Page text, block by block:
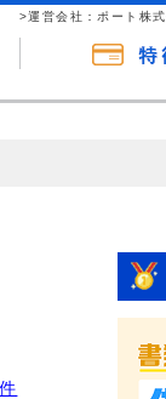
>運営会社：ポート株